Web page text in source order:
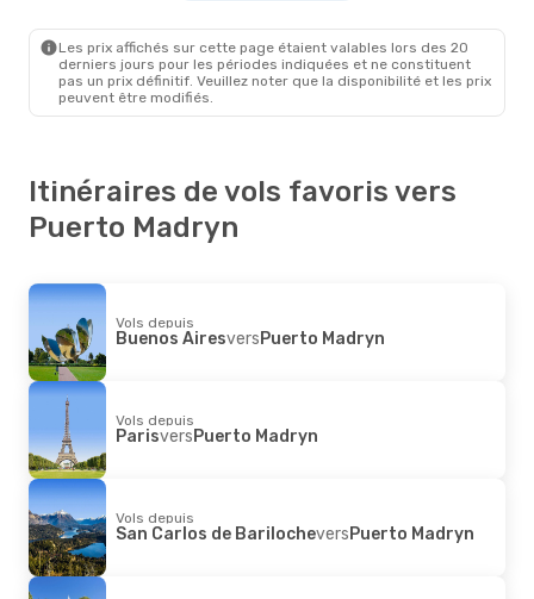
- Puerto Madryn
Les prix affichés sur cette page étaient valables lors des 20
derniers jours pour les périodes indiquées et ne constituent
pas un prix définitif. Veuillez noter que la disponibilité et les prix
peuvent être modifiés.
Itinéraires de vols favoris vers
Puerto Madryn
Vols depuis
Buenos AiresversPuerto Madryn
Vols depuis
ParisversPuerto Madryn
Vols depuis
San Carlos de BarilocheversPuerto Madryn